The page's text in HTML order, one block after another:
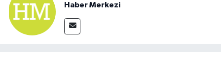
Haber Merkezi